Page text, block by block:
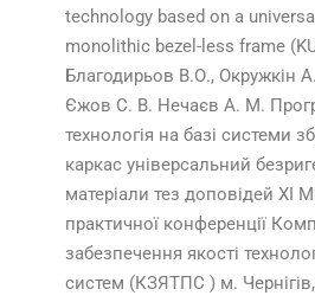
technology based on a
monolithic bezel-less frame
Благодирьов В.О., Окружкін
Єжов С. В. Нечаєв А. М.
технологія на базі системи
каркас універсальний
матеріали тез доповідей XІ
практичної конференції
забезпечення якості
систем (КЗЯТПС ) м.